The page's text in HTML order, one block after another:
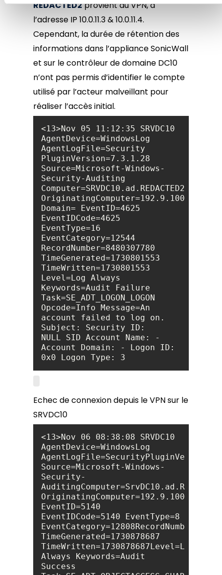
REDACTED2provient du VPN, à
l’adresse IP 10.0.11.3 & 10.0.11.4.
Cependant, la durée de rétention des
informations dans l’appliance SonicWall
et sur le contrôleur de domaine DC10
n’ont pas permis d’identifier le compte
utilisé par l’acteur malveillant pour
réaliser l’accès initial.
<13>Nov 05 11:12:35 SRVDC10
AgentDevice=WindowsLog
PluginVersion=7.3.1.28
Source=Microsoft-Windows-
Computer=SRVDC10.ad.REDACTED2.fr
Domain= EventID=4625
EventIDCode=4625
EventType=16
RecordNumber=8480307780
TimeGenerated=1730801553
Level=Log Always
Keywords=Audit Failure
Opcode=Info Message=An
account failed to log on.
NULL SID Account Name: -
Account Domain: - Logon ID:
Echec de connexion depuis le VPN sur le
SRVDC10
<13>Nov 06 08:38:08 SRVDC10
AgentDevice=WindowsLog
Source=Microsoft-Windows-
Security-
EventID=5140
EventIDCode=5140 EventType=8
TimeGenerated=1730878687
TimeWritten=1730878687Level=Log
Always Keywords=Audit
Success